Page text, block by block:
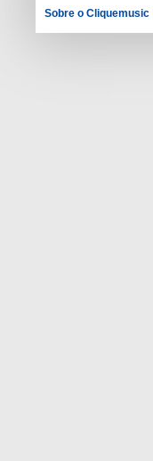
Sobre o Cliquemusic